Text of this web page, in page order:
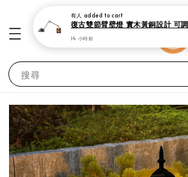
搜尋
有人 added to cart
14 小時前